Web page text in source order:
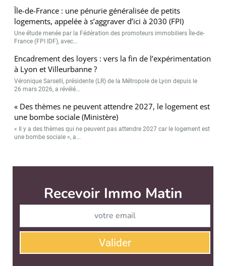
Île-de-France : une pénurie généralisée de petits
logements, appelée à s’aggraver d’ici à 2030 (FPI)
Une étude menée par la Fédération des promoteurs immobiliers Île-de-
France (FPI IDF), avec...
Encadrement des loyers : vers la fin de l’expérimentation
à Lyon et Villeurbanne ?
Véronique Sarselli, présidente (LR) de la Métropole de Lyon depuis le
26 mars 2026, a révélé...
« Des thèmes ne peuvent attendre 2027, le logement est
une bombe sociale (Ministère)
« Il y a des thèmes qui ne peuvent pas attendre 2027 car le logement est
une bombe sociale », a...
Recevoir Immo Matin
Valider